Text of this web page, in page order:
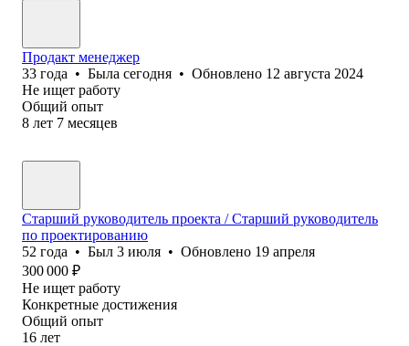
Продакт менеджер
33 года • Была сегодня • Обновлено 12 августа 2024
Не ищет работу
Общий опыт
8 лет 7 месяцев
Старший руководитель проекта / Старший руководитель
по проектированию
52 года • Был 3 июля • Обновлено 19 апреля
300 000 ₽
Не ищет работу
Конкретные достижения
Общий опыт
16 лет